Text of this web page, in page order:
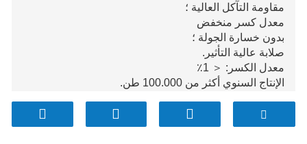
مقاومة التآكل العالية ؛
معدل كسر منخفض
بدون خسارة الجولة ؛
صلابة عالية التأثير.
معدل الكسر: ＜ 1٪
الإنتاج السنوي أكثر من 100.000 طن.